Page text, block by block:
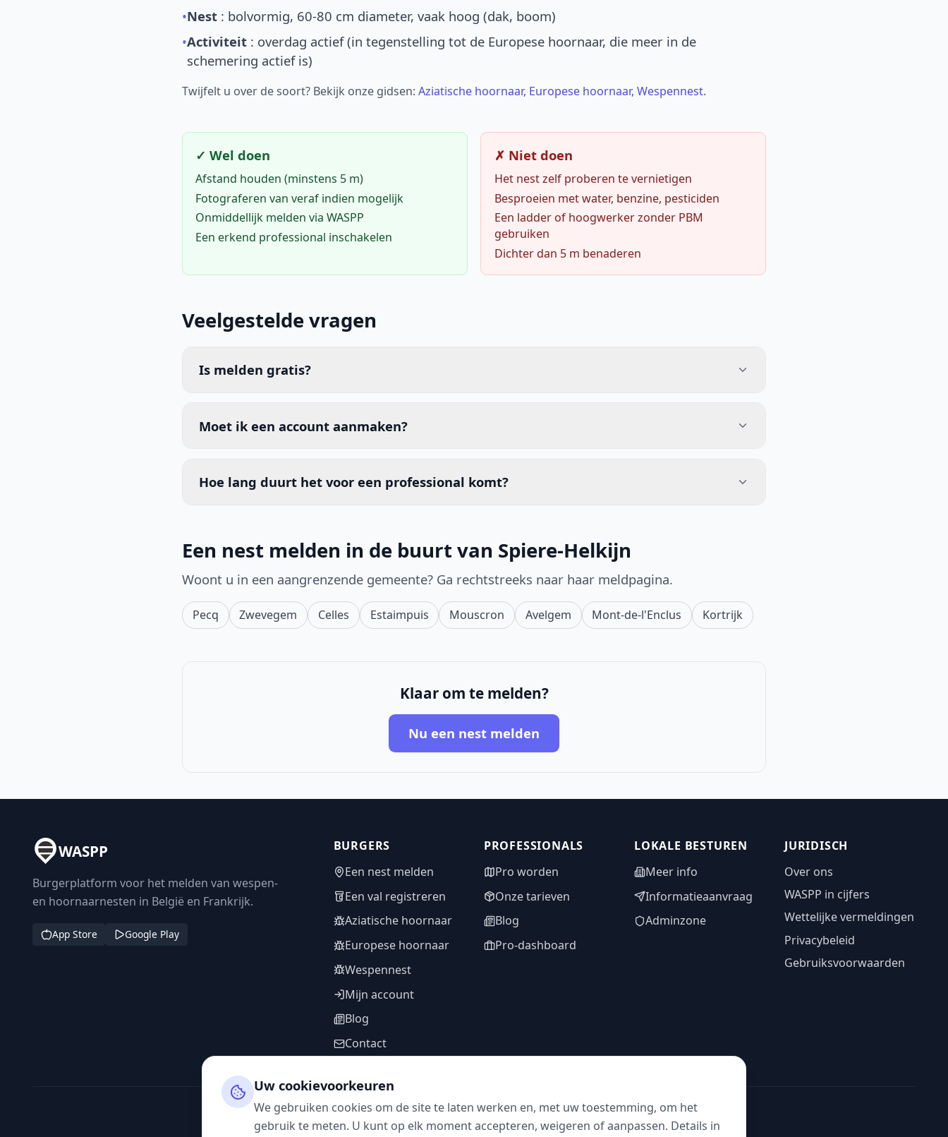
•Nest : bolvormig, 60-80 cm diameter, vaak hoog (dak, boom)
•Activiteit : overdag actief (in tegenstelling tot de Europese hoornaar, die meer in de
schemering actief is)
Twijfelt u over de soort? Bekijk onze gidsen: Aziatische hoornaar, Europese hoornaar, Wespennest.
✓ Wel doen
Afstand houden (minstens 5 m)
Fotograferen van veraf indien mogelijk
Onmiddellijk melden via WASPP
Een erkend professional inschakelen
✗ Niet doen
Het nest zelf proberen te vernietigen
Besproeien met water, benzine, pesticiden
Een ladder of hoogwerker zonder PBM
gebruiken
Dichter dan 5 m benaderen
Veelgestelde vragen
Is melden gratis?
Moet ik een account aanmaken?
Hoe lang duurt het voor een professional komt?
Een nest melden in de buurt van Spiere-Helkijn
Woont u in een aangrenzende gemeente? Ga rechtstreeks naar haar meldpagina.
Pecq Zwevegem Celles Estaimpuis Mouscron Avelgem Mont-de-l'Enclus Kortrijk
Klaar om te melden?
Nu een nest melden
WASPP
Burgerplatform voor het melden van wespen-
en hoornaarnesten in België en Frankrijk.
App Store Google Play
BURGERS
Een nest melden
Een val registreren
Aziatische hoornaar
Europese hoornaar
Wespennest
Mijn account
Blog
Contact
PROFESSIONALS
Pro worden
Onze tarieven
Blog
Pro-dashboard
LOKALE BESTUREN
Meer info
Informatieaanvraag
Adminzone
JURIDISCH
Over ons
WASPP in cijfers
Wettelijke vermeldingen
Privacybeleid
Gebruiksvoorwaarden
VOLG ONS
Uw cookievoorkeuren
We gebruiken cookies om de site te laten werken en, met uw toestemming, om het
gebruik te meten. U kunt op elk moment accepteren, weigeren of aanpassen. Details in